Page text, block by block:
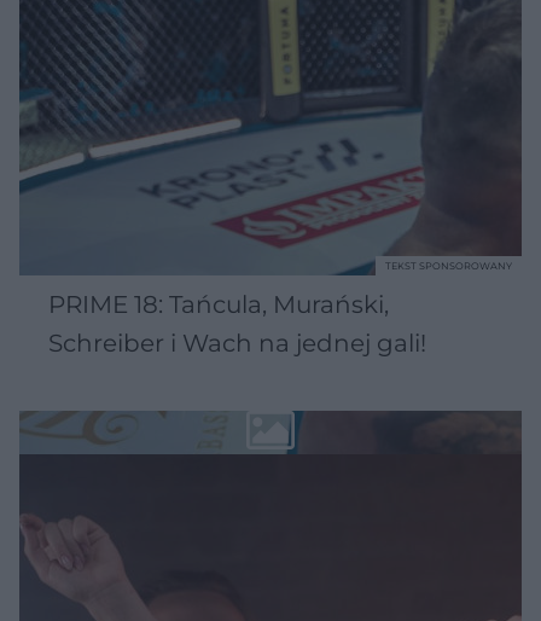
PRIME 18: Tańcula, Murański,
Schreiber i Wach na jednej gali!
TEKST SPONSOROWANY